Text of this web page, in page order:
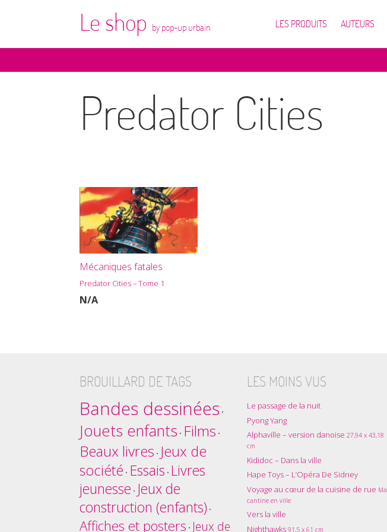
Le shop by pop-up urbain LES PRODUITS AUTEURS
Predator Cities
Mécaniques fatales
Predator Cities – Tome 1
N/A
BROUILLARD DE TAGS
Bandes dessinées •
Jouets enfants • Films •
Beaux livres • Jeux de
société • Essais • Livres
jeunesse • Jeux de
construction (enfants) •
Affiches et posters • Jeux de
LES MOINS VUS
Le passage de la nuit
Pyong Yang
Alphaville – version danoise27,94 x 43,18
cm
Kididoc – Dans la ville
Hape Toys – L’Opéra De Sidney
Voyage au cœur de la cuisine de rue Ma
cantine en ville
Vers la ville
Nighthawks91,5 x 61 cm